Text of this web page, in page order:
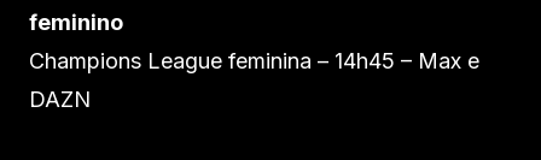
feminino
Champions League feminina – 14h45 – Max e
DAZN